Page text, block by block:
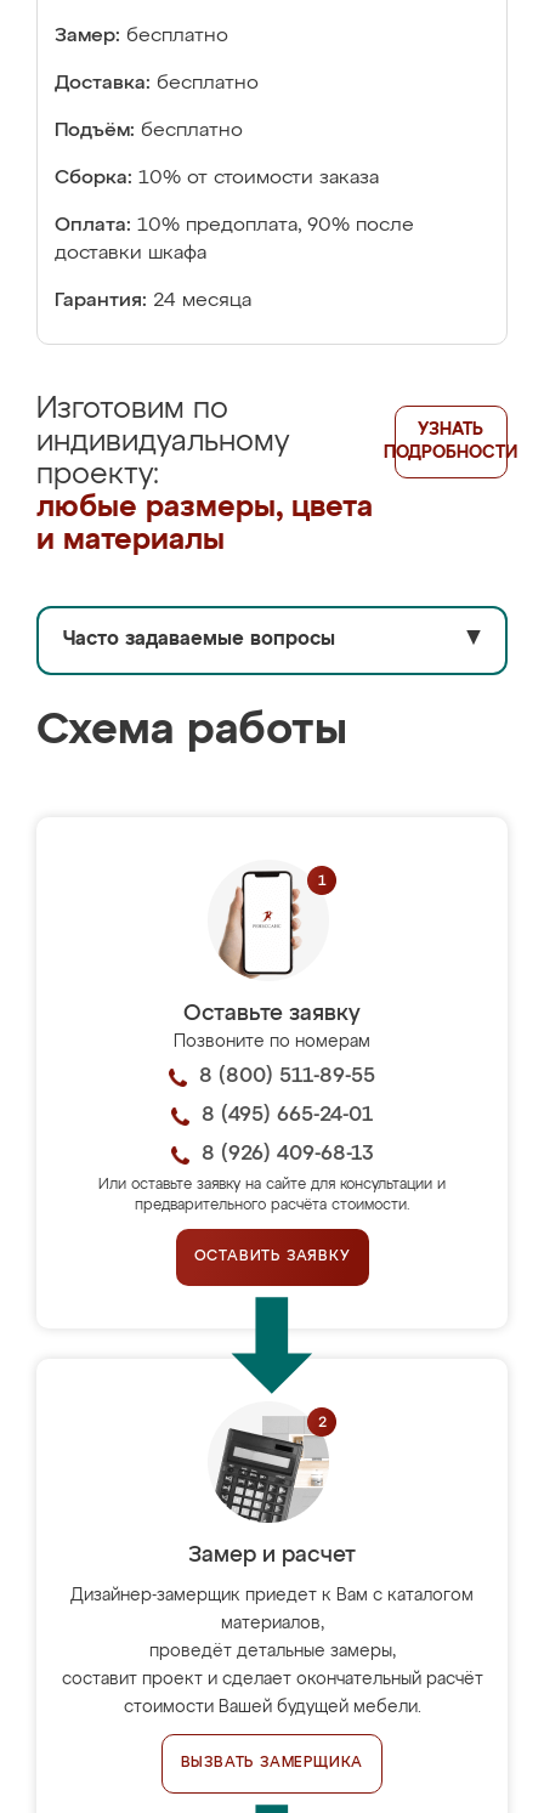
Замер: бесплатно
Доставка: бесплатно
Подъём: бесплатно
Сборка: 10% от стоимости заказа
Оплата: 10% предоплата, 90% после
доставки шкафа
Гарантия: 24 месяца
Изготовим по
индивидуальному
проекту:
любые размеры, цвета
и материалы
УЗНАТЬ
ПОДРОБНОСТИ
Часто задаваемые вопросы ▼
Схема работы
Оставьте заявку
Позвоните по номерам
8 (800) 511-89-55
8 (495) 665-24-01
8 (926) 409-68-13
Или оставьте заявку на сайте для консультации и
предварительного расчёта стоимости.
ОСТАВИТЬ ЗАЯВКУ
Замер и расчет
Дизайнер-замерщик приедет к Вам с каталогом
материалов,
проведёт детальные замеры,
составит проект и сделает окончательный расчёт
стоимости Вашей будущей мебели.
ВЫЗВАТЬ ЗАМЕРЩИКА